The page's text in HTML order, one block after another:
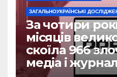
ЗАГАЛЬНОУКРАЇНСЬКІ
За чотири
місяців
скоїла 966
медіа і